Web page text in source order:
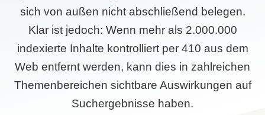
sich von außen nicht abschließend belegen.
Klar ist jedoch: Wenn mehr als 2.000.000
indexierte Inhalte kontrolliert per 410 aus dem
Web entfernt werden, kann dies in zahlreichen
Themenbereichen sichtbare Auswirkungen auf
Suchergebnisse haben.